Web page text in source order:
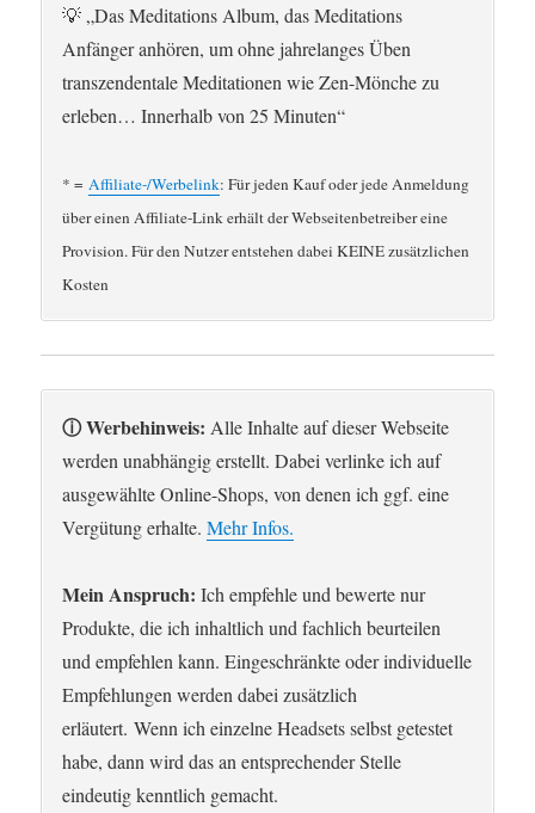
💡 „Das Meditations Album, das Meditations
Anfänger anhören, um ohne jahrelanges Üben
transzendentale Meditationen wie Zen-Mönche zu
erleben… Innerhalb von 25 Minuten“
* =Affiliate-/Werbelink: Für jeden Kauf oder jede Anmeldung
über einen Affiliate-Link erhält der Webseitenbetreiber eine
Provision. Für den Nutzer entstehen dabei KEINE zusätzlichen
Kosten
ⓘ Werbehinweis: Alle Inhalte auf dieser Webseite
werden unabhängig erstellt. Dabei verlinke ich auf
ausgewählte Online-Shops, von denen ich ggf. eine
Vergütung erhalte.Mehr Infos.
Mein Anspruch: Ich empfehle und bewerte nur
Produkte, die ich inhaltlich und fachlich beurteilen
und empfehlen kann. Eingeschränkte oder individuelle
Empfehlungen werden dabei zusätzlich
erläutert. Wenn ich einzelne Headsets selbst getestet
habe, dann wird das an entsprechender Stelle
eindeutig kenntlich gemacht.